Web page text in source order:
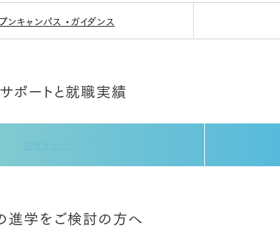
ンキャンパス ・ガイダンス
ポートと就職実績
進学をご検討の方へ